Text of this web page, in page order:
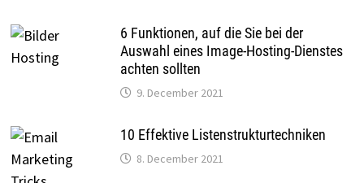
6 Funktionen, auf die Sie bei der
Auswahl eines Image-Hosting-Dienstes
achten sollten
9. December 2021
10 Effektive Listenstrukturtechniken
8. December 2021